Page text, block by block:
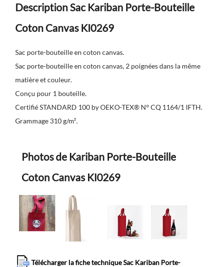
Description Sac Kariban Porte-Bouteille
Coton Canvas KI0269
Sac porte-bouteille en coton canvas.
Sac porte-bouteille en coton canvas, 2 poignées dans la même
matière et couleur.
Conçu pour 1 bouteille.
Certifié STANDARD 100 by OEKO-TEX® N° CQ 1164/1 IFTH.
Grammage 310 g/m².
Photos de Kariban Porte-Bouteille
Coton Canvas KI0269
Télécharger la fiche technique Sac Kariban Porte-